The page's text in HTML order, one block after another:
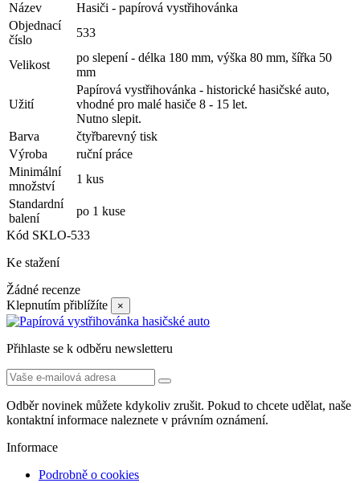
Název
Hasiči - papírová vystřihovánka
Objednací
číslo
533
Velikost
po slepení - délka 180 mm, výška 80 mm, šířka 50
mm
Užití
Papírová vystřihovánka - historické hasičské auto,
vhodné pro malé hasiče 8 - 15 let.
Nutno slepit.
Barva
čtyřbarevný tisk
Výroba
ruční práce
Minimální
množství
1 kus
Standardní
balení
po 1 kuse
Kód SKLO-533
Ke stažení
Žádné recenze
Klepnutím přiblížíte
×
Přihlaste se k odběru newsletteru
Odběr novinek můžete kdykoliv zrušit. Pokud to chcete udělat, naše
kontaktní informace naleznete v právním oznámení.
Informace
Podrobně o cookies